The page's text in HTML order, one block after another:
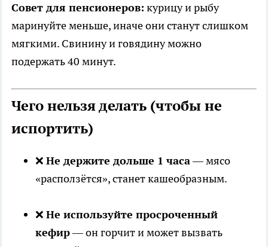
Совет для пенсионеров: курицу и рыбу
маринуйте меньше, иначе они станут слишком
мягкими. Свинину и говядину можно
подержать 40 минут.
Чего нельзя делать (чтобы не
испортить)
❌ Не держите дольше 1 часа— мясо
«расползётся», станет кашеобразным.
❌ Не используйте просроченный
кефир— он горчит и может вызвать